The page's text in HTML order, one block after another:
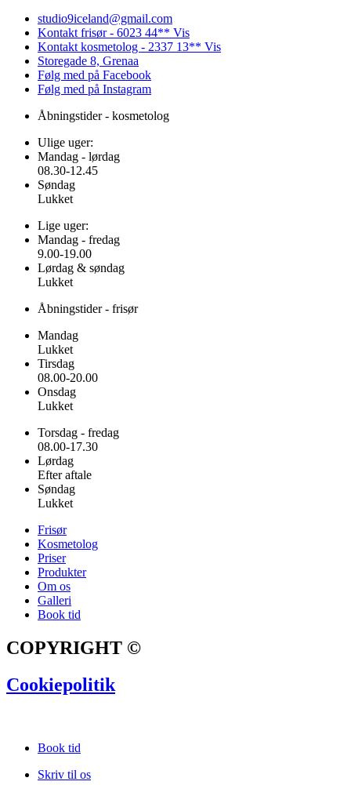
studio9iceland@gmail.com
Kontakt frisør - 6023 44** Vis
Kontakt kosmetolog - 2337 13** Vis
Storegade 8, Grenaa
Følg med på Facebook
Følg med på Instagram
Åbningstider - kosmetolog
Ulige uger:
Mandag - lørdag
08.30-12.45
Søndag
Lukket
Lige uger:
Mandag - fredag
9.00-19.00
Lørdag & søndag
Lukket
Åbningstider - frisør
Mandag
Lukket
Tirsdag
08.00-20.00
Onsdag
Lukket
Torsdag - fredag
08.00-17.30
Lørdag
Efter aftale
Søndag
Lukket
Frisør
Kosmetolog
Priser
Produkter
Om os
Galleri
Book tid
COPYRIGHT ©
Cookiepolitik
Book tid
Skriv til os